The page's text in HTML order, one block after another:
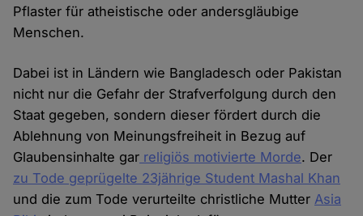
Pflaster für atheistische oder andersgläubige
Menschen.
Dabei ist in Ländern wie Bangladesch oder Pakistan
nicht nur die Gefahr der Strafverfolgung durch den
Staat gegeben, sondern dieser fördert durch die
Ablehnung von Meinungsfreiheit in Bezug auf
Glaubensinhalte gar religiös motivierte Morde. Der
zu Tode geprügelte 23jährige Student Mashal Khan
und die zum Tode verurteilte christliche MutterAsia